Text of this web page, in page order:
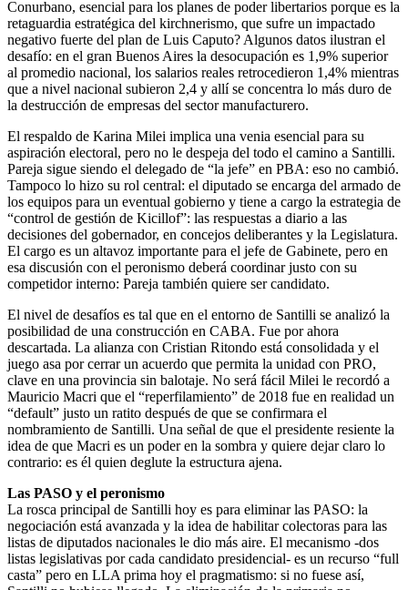
Conurbano, esencial para los planes de poder libertarios porque es la
retaguardia estratégica del kirchnerismo, que sufre un impactado
negativo fuerte del plan de Luis Caputo? Algunos datos ilustran el
desafío: en el gran Buenos Aires la desocupación es 1,9% superior
al promedio nacional, los salarios reales retrocedieron 1,4% mientras
que a nivel nacional subieron 2,4 y allí se concentra lo más duro de
la destrucción de empresas del sector manufacturero.
El respaldo de Karina Milei implica una venia esencial para su
aspiración electoral, pero no le despeja del todo el camino a Santilli.
Pareja sigue siendo el delegado de “la jefe” en PBA: eso no cambió.
Tampoco lo hizo su rol central: el diputado se encarga del armado de
los equipos para un eventual gobierno y tiene a cargo la estrategia de
“control de gestión de Kicillof”: las respuestas a diario a las
decisiones del gobernador, en concejos deliberantes y la Legislatura.
El cargo es un altavoz importante para el jefe de Gabinete, pero en
esa discusión con el peronismo deberá coordinar justo con su
competidor interno: Pareja también quiere ser candidato.
El nivel de desafíos es tal que en el entorno de Santilli se analizó la
posibilidad de una construcción en CABA. Fue por ahora
descartada. La alianza con Cristian Ritondo está consolidada y el
juego asa por cerrar un acuerdo que permita la unidad con PRO,
clave en una provincia sin balotaje. No será fácil Milei le recordó a
Mauricio Macri que el “reperfilamiento” de 2018 fue en realidad un
“default” justo un ratito después de que se confirmara el
nombramiento de Santilli. Una señal de que el presidente resiente la
idea de que Macri es un poder en la sombra y quiere dejar claro lo
contrario: es él quien deglute la estructura ajena.
Las PASO y el peronismo
La rosca principal de Santilli hoy es para eliminar las PASO: la
negociación está avanzada y la idea de habilitar colectoras para las
listas de diputados nacionales le dio más aire. El mecanismo -dos
listas legislativas por cada candidato presidencial- es un recurso “full
casta” pero en LLA prima hoy el pragmatismo: si no fuese así,